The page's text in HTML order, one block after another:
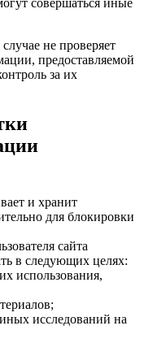
не проверяет
предоставляемой
за их
и хранит
для блокировки
сайта
в следующих целях:
использования,
исследований на